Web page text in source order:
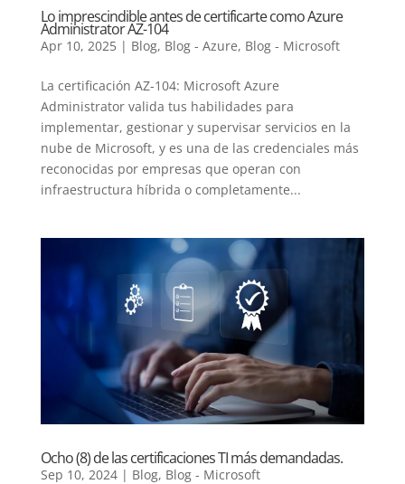
Lo imprescindible antes de certificarte como Azure
Administrator AZ-104
Apr 10, 2025| Blog, Blog - Azure, Blog - Microsoft
La certificación AZ-104: Microsoft Azure
Administrator valida tus habilidades para
implementar, gestionar y supervisar servicios en la
nube de Microsoft, y es una de las credenciales más
reconocidas por empresas que operan con
infraestructura híbrida o completamente...
Ocho (8) de las certificaciones TI más demandadas.
Sep 10, 2024| Blog, Blog - Microsoft